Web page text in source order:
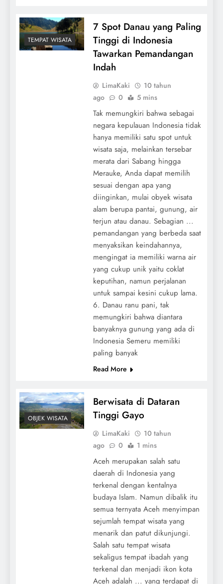
TEMPAT WISATA
7 Spot Danau yang Paling
Tinggi di Indonesia
Tawarkan Pemandangan
Indah
LimaKaki
10 tahun
ago
0 5 mins
Tak memungkiri bahwa sebagai
negara kepulauan Indonesia tidak
hanya memiliki satu spot untuk
wisata saja, melainkan tersebar
merata dari Sabang hingga
Merauke, Anda dapat memilih
sesuai dengan apa yang
diinginkan, mulai obyek wisata
alam berupa pantai, gunung, air
terjun atau danau. Sebagian ...
pemandangan yang berbeda saat
menyaksikan keindahannya,
mengingat ia memiliki warna air
yang cukup unik yaitu coklat
keputihan, namun perjalanan
untuk sampai kesini cukup lama.
6. Danau ranu pani, tak
memungkiri bahwa diantara
banyaknya gunung yang ada di
Indonesia Semeru memiliki
paling banyak
Read More
OBJEK WISATA
Berwisata di Dataran
Tinggi Gayo
LimaKaki
10 tahun
ago
0 1 mins
Aceh merupakan salah satu
daerah di Indonesia yang
terkenal dengan kentalnya
budaya Islam. Namun dibalik itu
semua ternyata Aceh menyimpan
sejumlah tempat wisata yang
menarik dan patut dikunjungi.
Salah satu tempat wisata
sekaligus tempat ibadah yang
terkenal dan menjadi ikon kota
Aceh adalah ... yang terdapat di